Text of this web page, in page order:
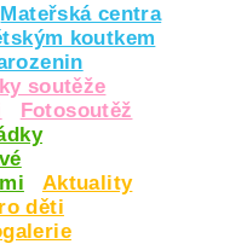
Mateřská centra
koutkem
soutěže
Fotosoutěž
Aktuality
děti